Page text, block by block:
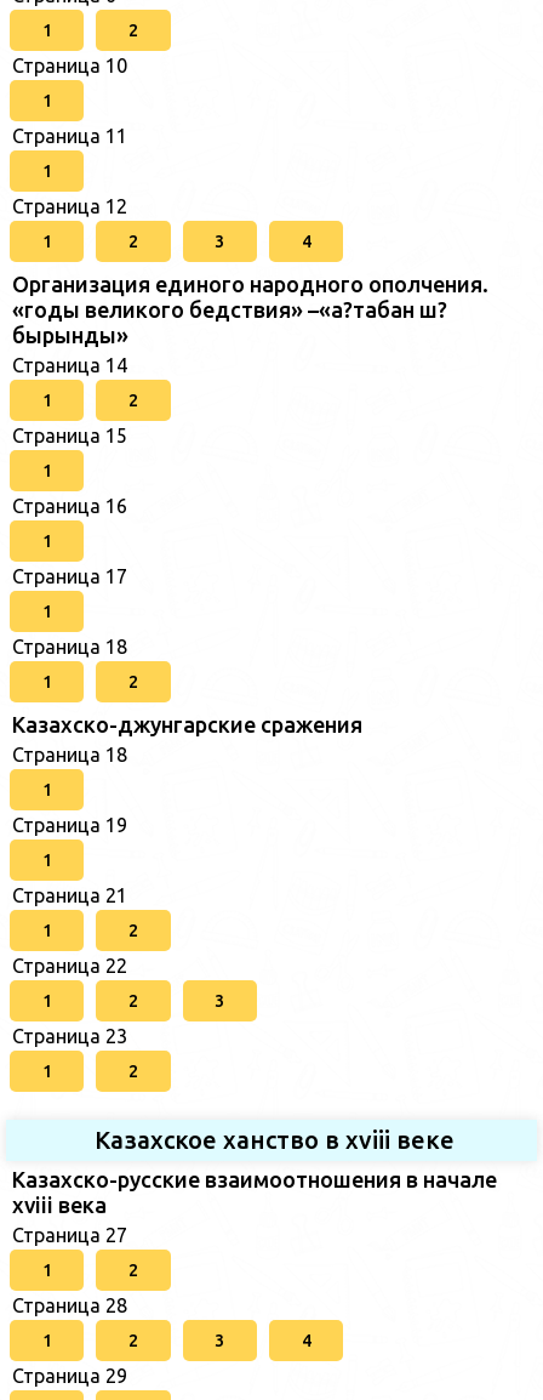
1 2
Страница 10
1
Страница 11
1
Страница 12
1 2 3 4
Организация единого народного ополчения.
«годы великого бедствия» –«а?табан ш?
бырынды»
Страница 14
1 2
Страница 15
1
Страница 16
1
Страница 17
1
Страница 18
1 2
Казахско-джунгарские сражения
Страница 18
1
Страница 19
1
Страница 21
1 2
Страница 22
1 2 3
Страница 23
1 2
Казахское ханство в хviii веке
Казахско-русские взаимоотношения в начале
xviii века
Страница 27
1 2
Страница 28
1 2 3 4
Страница 29